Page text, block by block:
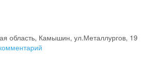
область, Камышин, ул.Металлургов, 19